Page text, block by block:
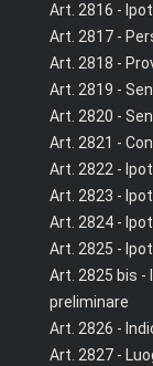
Art. 2816 -
Art. 2817 -
Art. 2818 -
Art. 2819 -
Art. 2820 -
Art. 2821 -
Art. 2822 -
Art. 2823 -
Art. 2824 -
Art. 2825 -
Art. 2825 bis
preliminare
Art. 2826 -
Art. 2827 -